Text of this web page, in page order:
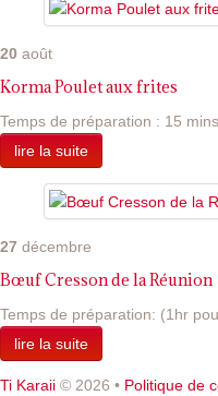
20 août
Korma Poulet aux frites
Temps de préparation : 15
lire la suite
27 décembre
Bœuf Cresson de la Réunion
Temps de préparation: (1hr
lire la suite
Ti Karaii © 2026 • Politique de